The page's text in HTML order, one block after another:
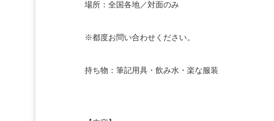
場所：全国各地／対面のみ
※都度お問い合わせください。
持ち物：筆記用具・飲み水・楽な服装